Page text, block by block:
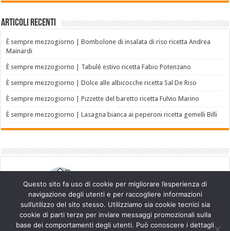
Articoli recenti
È sempre mezzogiorno | Bombolone di insalata di riso ricetta Andrea
Mainardi
È sempre mezzogiorno | Tabulè estivo ricetta Fabio Potenzano
È sempre mezzogiorno | Dolce alle albicocche ricetta Sal De Riso
È sempre mezzogiorno | Pizzette del baretto ricetta Fulvio Marino
È sempre mezzogiorno | Lasagna bianca ai peperoni ricetta gemelli Billi
Questo sito fa uso di cookie per migliorare l’esperienza di
navigazione degli utenti e per raccogliere informazioni
sull’utilizzo del sito stesso. Utilizziamo sia cookie tecnici sia
cookie di parti terze per inviare messaggi promozionali sulla
base dei comportamenti degli utenti. Può conoscere i dettagli